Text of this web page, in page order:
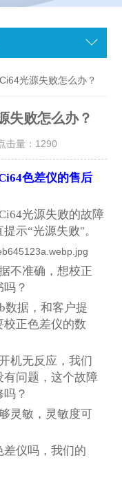
光源失败怎么办？
失败怎么办？
量： 1290
色差仪的售后
光源失败的故障
示“光源失败"。
不准确，想校正
？
数据，和客户提
正色差仪的数
机无反应，我们
有问题，这个故障
？
灵敏，灵敏度可
仪吗，我们的